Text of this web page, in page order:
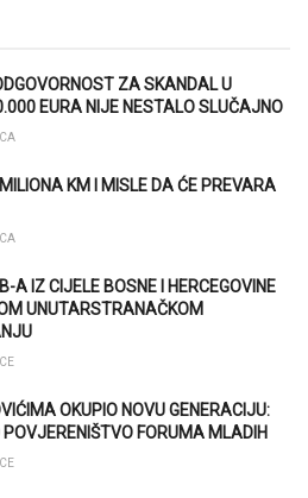
ZA SKANDAL U
EURA NIJE NESTALO SLUČAJNO
KM I MISLE DA ĆE PREVARA
A IZ CIJELE BOSNE I HERCEGOVINE
UNUTARSTRANAČKOM
OKUPIO NOVU GENERACIJU:
POVJERENIŠTVO FORUMA MLADIH